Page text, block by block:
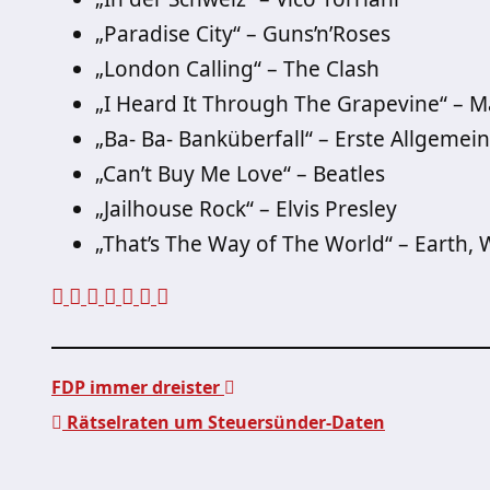
„Paradise City“ – Guns’n’Roses
„London Calling“ – The Clash
„I Heard It Through The Grapevine“ –
„Ba- Ba- Banküberfall“ – Erste
„Can’t Buy Me Love“ – Beatles
„Jailhouse Rock“ – Elvis Presley
„That’s The Way of The World“ – Earth,
FDP immer dreister
Rätselraten um Steuersünder-Daten